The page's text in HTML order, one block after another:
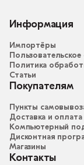
Информация
Импортёры
Политика
Статьи
Покупателям
Пункты
Доставка и оплата
Компьютерный
Дисконтная
Магазины
Контакты